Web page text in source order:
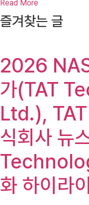
Read More
즐겨찾는 글
2026
가(TAT
Ltd.), TAT
식회사 뉴
화 하이라